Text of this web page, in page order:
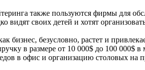
также пользуются фирмы для
видят своих детей и хотят
бизнес, безусловно, растет и
в размере от 10 000$ до 100 000$
в офис и организацию столовых на